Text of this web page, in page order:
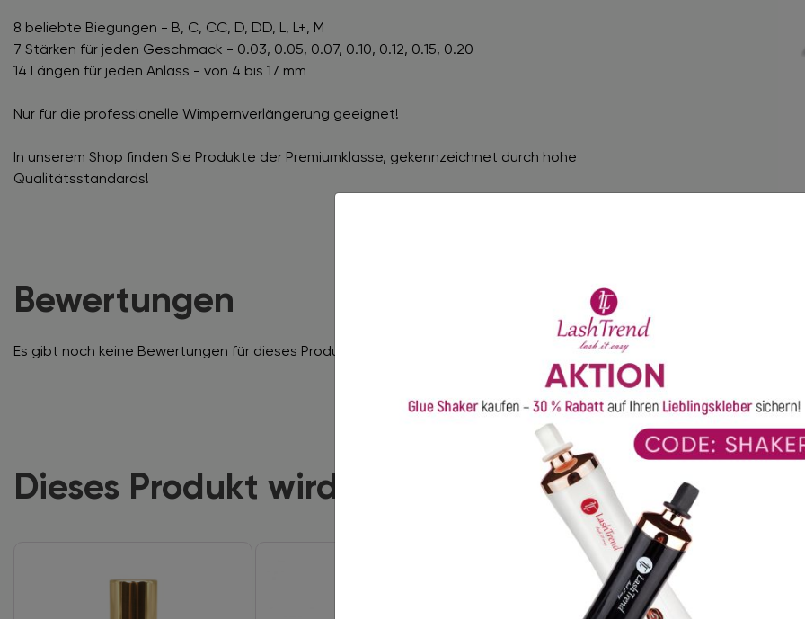
8 beliebte Biegungen - B, C, CC, D, DD, L, L+, M
7 Stärken für jeden Geschmack - 0.03, 0.05, 0.07, 0.10, 0.12, 0.15, 0.20
14 Längen für jeden Anlass - von 4 bis 17 mm
Nur für die professionelle Wimpernverlängerung geeignet!
In unserem Shop finden Sie Produkte der Premiumklasse, gekennzeichnet durch hohe
Qualitätsstandards!
Bewertungen
Es gibt noch keine Bewertungen für dieses Produkt.
Dieses Produkt wird oft zusammen gekauft